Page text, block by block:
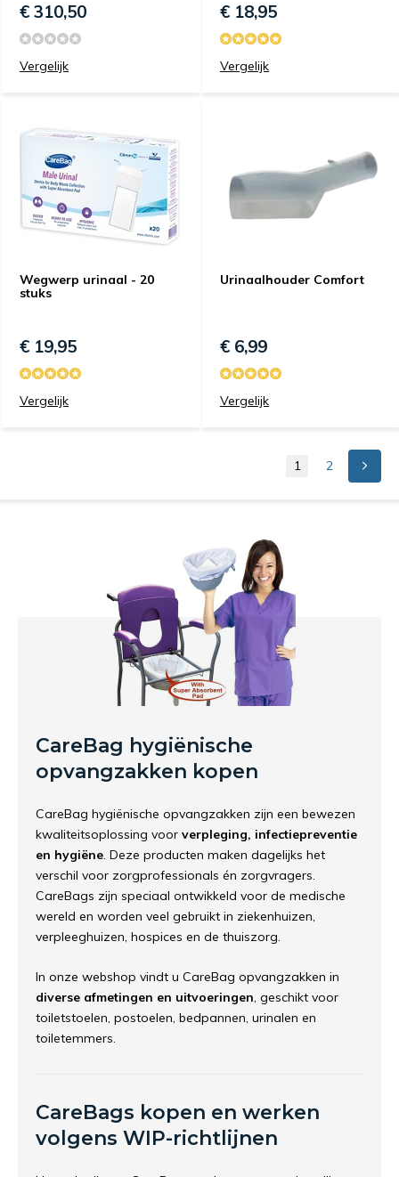
€ 310,50
Vergelijk
€ 18,95
Vergelijk
Wegwerp urinaal - 20
stuks
€ 19,95
Vergelijk
Urinaalhouder Comfort
€ 6,99
Vergelijk
1 2
CareBag hygiënische
opvangzakken kopen
CareBag hygiënische opvangzakken zijn een bewezen
kwaliteitsoplossing voor verpleging, infectiepreventie
en hygiëne. Deze producten maken dagelijks het
verschil voor zorgprofessionals én zorgvragers.
CareBags zijn speciaal ontwikkeld voor de medische
wereld en worden veel gebruikt in ziekenhuizen,
verpleeghuizen, hospices en de thuiszorg.
In onze webshop vindt u CareBag opvangzakken in
diverse afmetingen en uitvoeringen, geschikt voor
toiletstoelen, postoelen, bedpannen, urinalen en
toiletemmers.
CareBags kopen en werken
volgens WIP-richtlijnen